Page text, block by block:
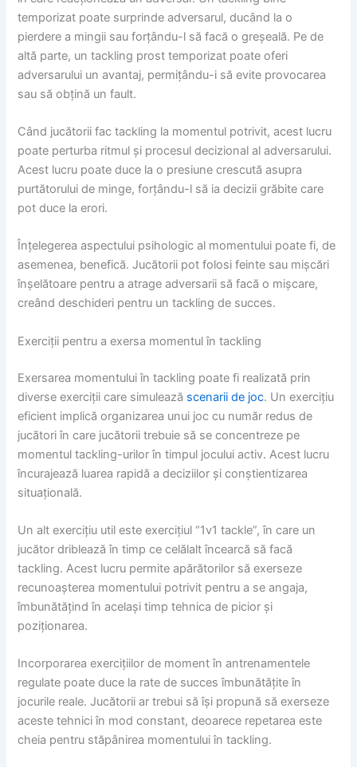
temporizat poate surprinde adversarul, ducând la o
pierdere a mingii sau forțându-l să facă o greșeală. Pe de
altă parte, un tackling prost temporizat poate oferi
adversarului un avantaj, permițându-i să evite provocarea
sau să obțină un fault.
Când jucătorii fac tackling la momentul potrivit, acest lucru
poate perturba ritmul și procesul decizional al adversarului.
Acest lucru poate duce la o presiune crescută asupra
purtătorului de minge, forțându-l să ia decizii grăbite care
pot duce la erori.
Înțelegerea aspectului psihologic al momentului poate fi, de
asemenea, benefică. Jucătorii pot folosi feinte sau mișcări
înșelătoare pentru a atrage adversarii să facă o mișcare,
creând deschideri pentru un tackling de succes.
Exerciții pentru a exersa momentul în tackling
Exersarea momentului în tackling poate fi realizată prin
diverse exerciții care simulează scenarii de joc. Un exercițiu
eficient implică organizarea unui joc cu număr redus de
jucători în care jucătorii trebuie să se concentreze pe
momentul tackling-urilor în timpul jocului activ. Acest lucru
încurajează luarea rapidă a deciziilor și conștientizarea
situațională.
Un alt exercițiu util este exercițiul “1v1 tackle”, în care un
jucător driblează în timp ce celălalt încearcă să facă
tackling. Acest lucru permite apărătorilor să exerseze
recunoașterea momentului potrivit pentru a se angaja,
îmbunătățind în același timp tehnica de picior și
poziționarea.
Incorporarea exercițiilor de moment în antrenamentele
regulate poate duce la rate de succes îmbunătățite în
jocurile reale. Jucătorii ar trebui să își propună să exerseze
aceste tehnici în mod constant, deoarece repetarea este
cheia pentru stăpânirea momentului în tackling.